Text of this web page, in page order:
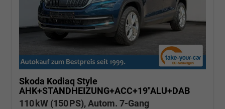
Skoda Kodiaq Style
AHK+STANDHEIZUNG+ACC+19"ALU+DAB
110 kW (150 PS), Autom. 7-Gang